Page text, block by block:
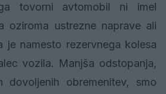
tovorni avtomobil ni imel
oziroma ustrezne naprave ali
je namesto rezervnega kolesa
vozila. Manjša odstopanja,
obremenitev, smo